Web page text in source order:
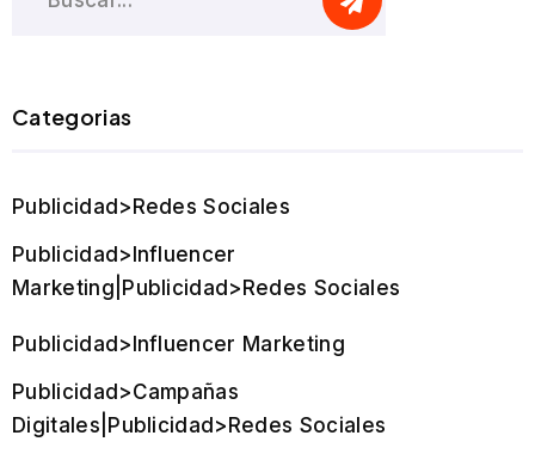
Categorias
Publicidad>Redes Sociales
Publicidad>Influencer
Marketing|Publicidad>Redes Sociales
Publicidad>Influencer Marketing
Publicidad>Campañas
Digitales|Publicidad>Redes Sociales